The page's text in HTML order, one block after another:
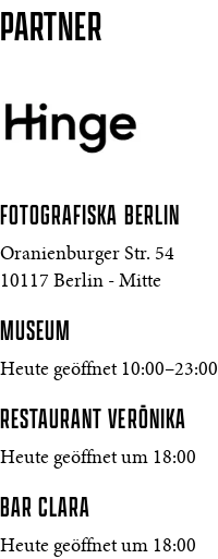
PARTNER
FOTOGRAFISKA BERLIN
Oranienburger Str. 54
10117 Berlin - Mitte
MUSEUM
Heute geöffnet 10:00–23:00
RESTAURANT VERŌNIKA
Heute geöffnet um 18:00
BAR CLARA
Heute geöffnet um 18:00